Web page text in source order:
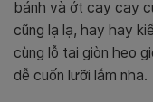
bánh và ớt cay cay
cũng lạ lạ, hay hay
cùng lỗ tai giòn heo
dễ cuốn lưỡi lắm nha.